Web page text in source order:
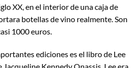
XX, en el interior de una caja de
botellas de vino realmente. Son
1000 euros.
ediciones es el libro de Lee
Jacqueline Kennedy Onassis. Lee era